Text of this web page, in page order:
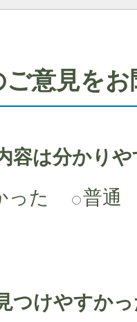
意見を
容は分かり
った
普通
つけやすか